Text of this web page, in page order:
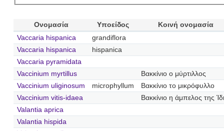
Ονομασία Υποείδος
Κοινή ονομασία
Vaccaria hispanica
grandiflora
Vaccaria hispanica
hispanica
Vaccaria pyramidata
Vaccinium myrtillus
Βακκίνιο ο μύρτιλλος
Vaccinium uliginosum
microphyllum
Βακκίνιο το μικρόφυλλο
Vaccinium vitis-idaea
Βακκίνιο η άμπελος της
Valantia aprica
Valantia hispida